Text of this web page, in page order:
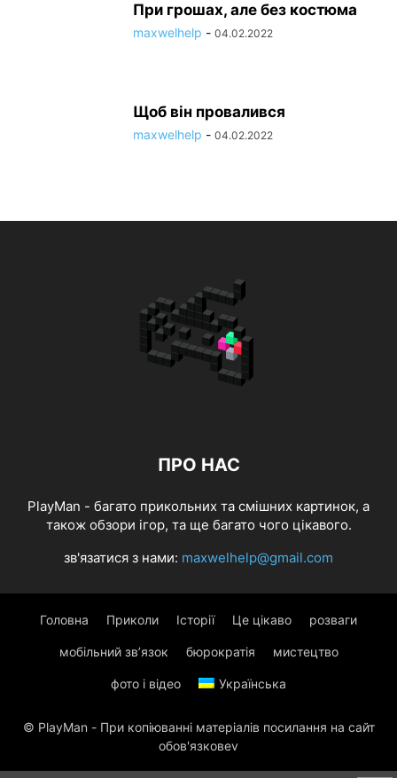
При грошах, але без костюма
maxwelhelp - 04.02.2022
Щоб він провалився
maxwelhelp - 04.02.2022
ПРО НАС
PlayMan - багато прикольних та смішних картинок, а
також обзори ігор, та ще багато чого цікавого.
зв'язатися з нами: maxwelhelp@gmail.com
Головна Приколи Історії Це цікаво розваги
мобільний зв’язок бюрократія мистецтво
фото і відео Українська
© PlayMan - При копіюванні матеріалів посилання на сайт
обов'язковеv